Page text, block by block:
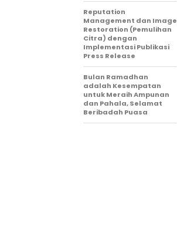
Reputation
Management dan Image
Restoration (Pemulihan
Citra) dengan
Implementasi Publikasi
Press Release
Bulan Ramadhan
adalah Kesempatan
untuk Meraih Ampunan
dan Pahala, Selamat
Beribadah Puasa